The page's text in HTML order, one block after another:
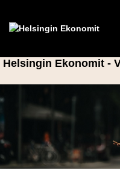
Helsingin Ekonomit -